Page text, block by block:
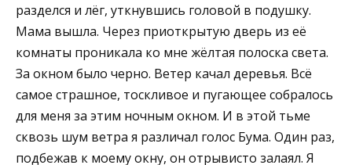
разделся и лёг, уткнувшись головой в подушку.
Мама вышла. Через приоткрытую дверь из её
комнаты проникала ко мне жёлтая полоска света.
За окном было черно. Ветер качал деревья. Всё
самое страшное, тоскливое и пугающее собралось
для меня за этим ночным окном. И в этой тьме
сквозь шум ветра я различал голос Бума. Один раз,
подбежав к моему окну, он отрывисто залаял. Я